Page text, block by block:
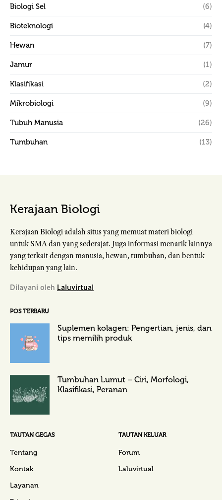
Biologi Sel (6)
Bioteknologi (4)
Hewan (7)
Jamur (1)
Klasifikasi (2)
Mikrobiologi (9)
Tubuh Manusia (26)
Tumbuhan (13)
Kerajaan Biologi
Kerajaan Biologi adalah situs yang memuat materi biologi
untuk SMA dan yang sederajat. Juga informasi menarik lainnya
yang terkait dengan manusia, hewan, tumbuhan, dan bentuk
kehidupan yang lain.
Dilayani oleh Laluvirtual
POS TERBARU
Suplemen kolagen: Pengertian, jenis, dan
tips memilih produk
Tumbuhan Lumut – Ciri, Morfologi,
Klasifikasi, Peranan
TAUTAN GEGAS
Tentang
Kontak
Layanan
TAUTAN KELUAR
Forum
Laluvirtual